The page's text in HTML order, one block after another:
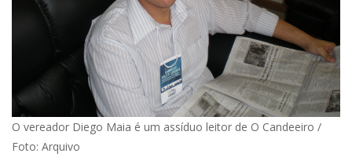
O vereador Diego Maia é um assíduo leitor de O Candeeiro /
Foto: Arquivo